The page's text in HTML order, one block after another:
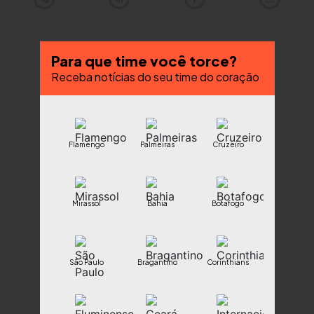
Para que time você torce?
Receba notícias do seu time do coração
Flamengo Palmeiras Cruzeiro
Mirassol Bahia Botafogo
São Paulo Bragantino Corinthians